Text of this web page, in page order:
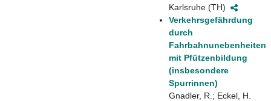
Karlsruhe (TH)
Verkehrsgefährdung
durch
Fahrbahnunebenheiten
mit Pfützenbildung
(insbesondere
Spurrinnen)
Gnadler, R.; Eckel, H.